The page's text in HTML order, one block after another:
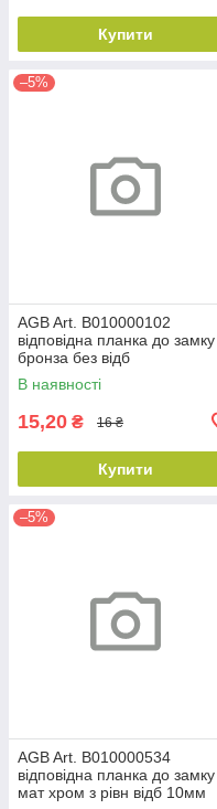
Купити
–5%
AGB Art. B010000102
відповідна планка до замку
бронза без відб
В наявності
15,20 ₴ 16 ₴
Купити
–5%
AGB Art. B010000534
відповідна планка до замку
мат хром з рівн відб 10мм